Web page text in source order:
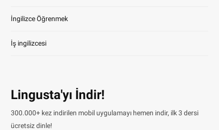
İngilizce Öğrenmek
İş ingilizcesi
Lingusta'yı İndir!
300.000+ kez indirilen mobil uygulamayı hemen indir, ilk 3 dersi
ücretsiz dinle!